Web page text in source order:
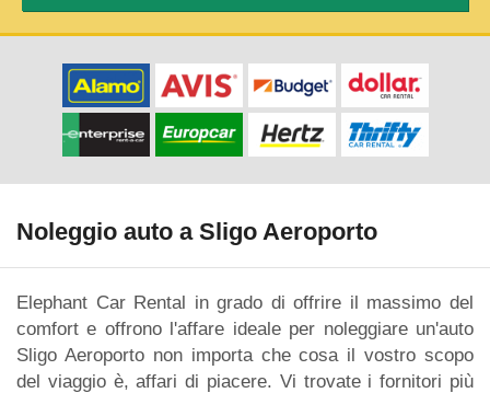
Noleggio auto a Sligo Aeroporto
Elephant Car Rental in grado di offrire il massimo del
comfort e offrono l'affare ideale per noleggiare un'auto
Sligo Aeroporto non importa che cosa il vostro scopo
del viaggio è, affari di piacere. Vi trovate i fornitori più